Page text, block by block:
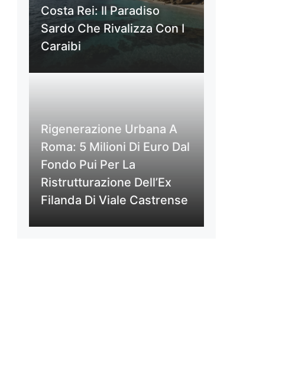
Costa Rei: Il Paradiso
Sardo Che Rivalizza Con I
Caraibi
Rigenerazione Urbana A
Roma: 5 Milioni Di Euro Dal
Fondo Pui Per La
Ristrutturazione Dell’Ex
Filanda Di Viale Castrense